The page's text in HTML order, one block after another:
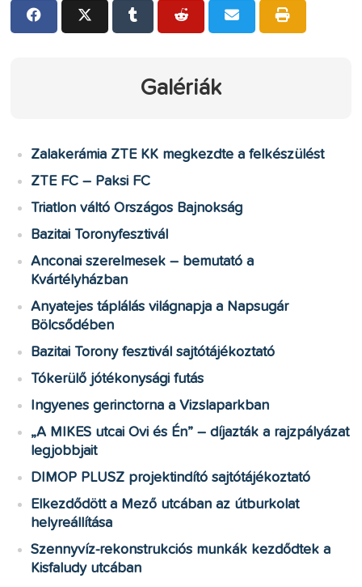
Galériák
Zalakerámia ZTE KK megkezdte a felkészülést
ZTE FC – Paksi FC
Triatlon váltó Országos Bajnokság
Bazitai Toronyfesztivál
Anconai szerelmesek – bemutató a
Kvártélyházban
Anyatejes táplálás világnapja a Napsugár
Bölcsődében
Bazitai Torony fesztivál sajtótájékoztató
Tókerülő jótékonysági futás
Ingyenes gerinctorna a Vizslaparkban
„A MIKES utcai Ovi és Én” – díjazták a rajzpályázat
legjobbjait
DIMOP PLUSZ projektindító sajtótájékoztató
Elkezdődött a Mező utcában az útburkolat
helyreállítása
Szennyvíz-rekonstrukciós munkák kezdődtek a
Kisfaludy utcában